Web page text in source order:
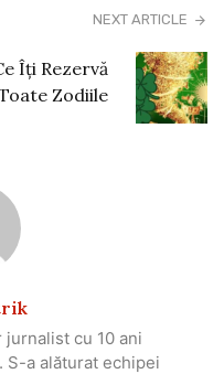
NEXT ARTICLE
Îți Rezervă
Zodiile
cu 10 ani
S-a alăturat echipei